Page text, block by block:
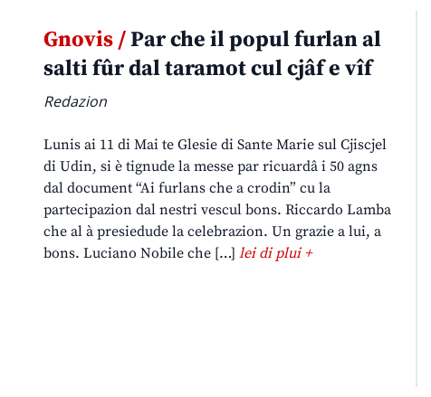
Gnovis /Par che il popul furlan al
salti fûr dal taramot cul cjâf e vîf
Redazion
Lunis ai 11 di Mai te Glesie di Sante Marie sul Cjiscjel
di Udin, si è tignude la messe par ricuardâ i 50 agns
dal document “Ai furlans che a crodin” cu la
partecipazion dal nestri vescul bons. Riccardo Lamba
che al à presiedude la celebrazion. Un grazie a lui, a
bons. Luciano Nobile che […] lei di plui +